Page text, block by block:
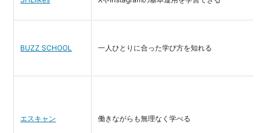
BUZZ SCHOOL 一人ひとりに合った学び方を知れる
エスキャン 働きながらも無理なく学べる